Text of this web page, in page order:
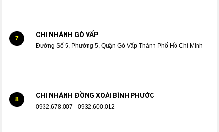
7 CHI NHÁNH GÒ VẤP
Đường Số 5, Phường 5, Quận Gò Vấp Thành Phố Hồ Chí MInh
8 CHI NHÁNH ĐỒNG XOÀI BÌNH PHƯỚC
0932.678.007 - 0932.600.012